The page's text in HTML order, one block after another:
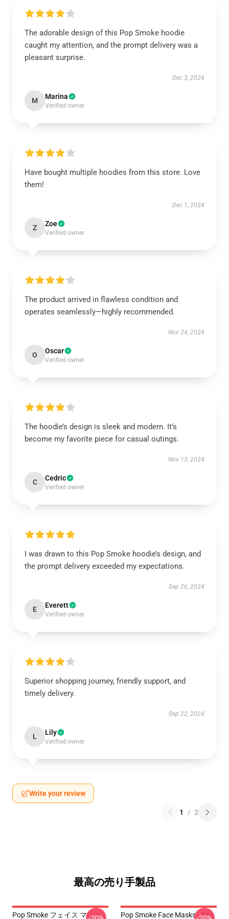
The adorable design of this Pop Smoke hoodie
caught my attention, and the prompt delivery was a
pleasant surprise.
Dec 3, 2024
M Marina
Verified owner
Have bought multiple hoodies from this store. Love
them!
Dec 1, 2024
Z Zoe
Verified owner
The product arrived in flawless condition and
operates seamlessly—highly recommended.
Nov 24, 2024
O Oscar
Verified owner
The hoodie’s design is sleek and modern. It’s
become my favorite piece for casual outings.
Nov 13, 2024
C Cedric
Verified owner
I was drawn to this Pop Smoke hoodie’s design, and
the prompt delivery exceeded my expectations.
Sep 26, 2024
E Everett
Verified owner
Superior shopping journey, friendly support, and
timely delivery.
Sep 22, 2024
L Lily
Verified owner
Write your review
1 / 2
最高の売り手製品
Pop Smoke フェイス マスク -
Pop Smoke Face Masks - Pop